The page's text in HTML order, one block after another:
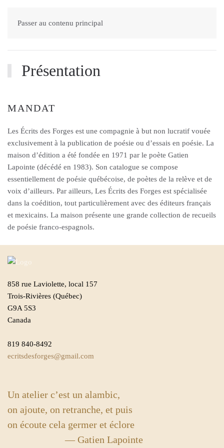
Passer au contenu principal
Présentation
MANDAT
Les Écrits des Forges est une compagnie à but non lucratif vouée
exclusivement à la publication de poésie ou d’essais en poésie. La
maison d’édition a été fondée en 1971 par le poète Gatien
Lapointe (décédé en 1983). Son catalogue se compose
essentiellement de poésie québécoise, de poètes de la relève et de
voix d’ailleurs. Par ailleurs, Les Écrits des Forges est spécialisée
dans la coédition, tout particulièrement avec des éditeurs français
et mexicains. La maison présente une grande collection de recueils
de poésie franco-espagnols.
858 rue Laviolette, local 157
Trois-Rivières (Québec)
G9A 5S3
Canada
819 840-8492
ecritsdesforges@gmail.com
Un atelier c’est un alambic,
on ajoute, on retranche, et puis
on écoute cela germer et éclore
— Gatien Lapointe